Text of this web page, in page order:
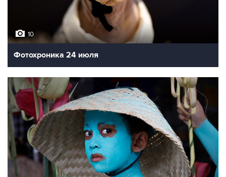
10
Фотохроника 24 июля